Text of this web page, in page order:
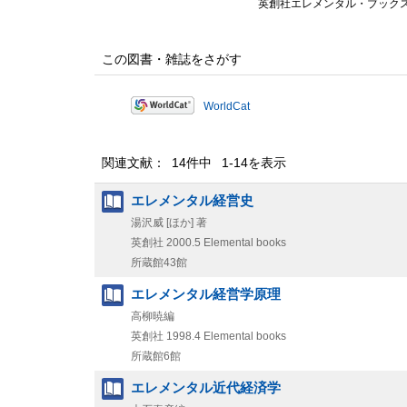
英創社エレメンタル・ブック
この図書・雑誌をさがす
WorldCat
関連文献： 14件中 1-14を表示
エレメンタル経営史
湯沢威 [ほか] 著
英創社 2000.5 Elemental books
所蔵館43館
エレメンタル経営学原理
高柳暁編
英創社 1998.4 Elemental books
所蔵館6館
エレメンタル近代経済学